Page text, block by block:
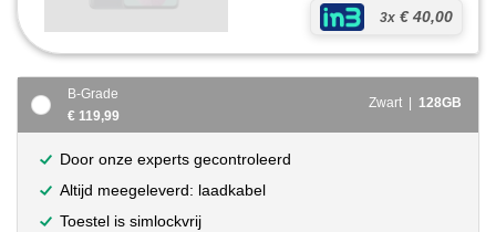
3x € 40,00
B-Grade
€ 119,99
Zwart | 128GB
Door onze experts gecontroleerd
Altijd meegeleverd: laadkabel
Toestel is simlockvrij